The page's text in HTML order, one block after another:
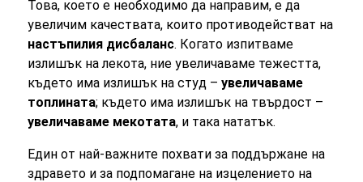
Това, което е необходимо да направим, е да
увеличим качествата, които противодействат на
настъпилия дисбаланс. Когато изпитваме
излишък на лекота, ние увеличаваме тежестта,
където има излишък на студ –увеличаваме
топлината; където има излишък на твърдост –
увеличаваме мекотата, и така нататък.
Един от най-важните похвати за поддържане на
здравето и за подпомагане на изцелението на